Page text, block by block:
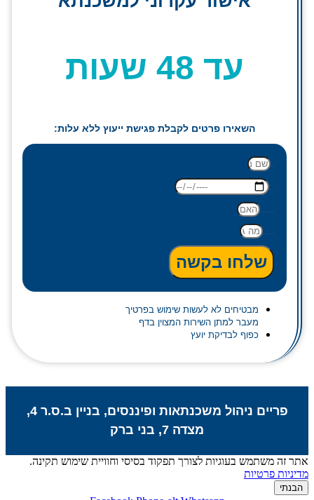
עד 48 שעות
השאירו פרטים לקבלת פגישת ייעוץ ללא עלות:
שלחו בקשה
מבטיחים לא לעשות שימוש בפרטיך
מעבר למתן השירות המצוין בדף
כפוף לבדיקת יועץ
פריים ניהול משכנתאות ופיננסים, בניין ב.ס.ר 4,
מצדה 7, בני ברק
אתר זה משתמש בעוגיות לצורך תפקוד בסיסי וחוויית שימוש תקינה.
מדיניות פרטיות
הבנתי